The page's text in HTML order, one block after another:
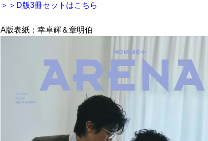
＞＞D版3冊セットはこちら
A版表紙：幸卓輝＆章明伯